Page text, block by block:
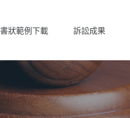
書狀範例下載 訴訟成果